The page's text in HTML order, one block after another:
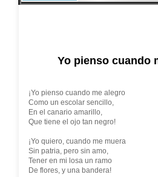
Yo pienso cuando
¡Yo pienso cuando me alegro
Como un escolar sencillo,
En el canario amarillo,
Que tiene el ojo tan negro!
¡Yo quiero, cuando me muera
Sin patria, pero sin amo,
Tener en mi losa un ramo
De flores, y una bandera!